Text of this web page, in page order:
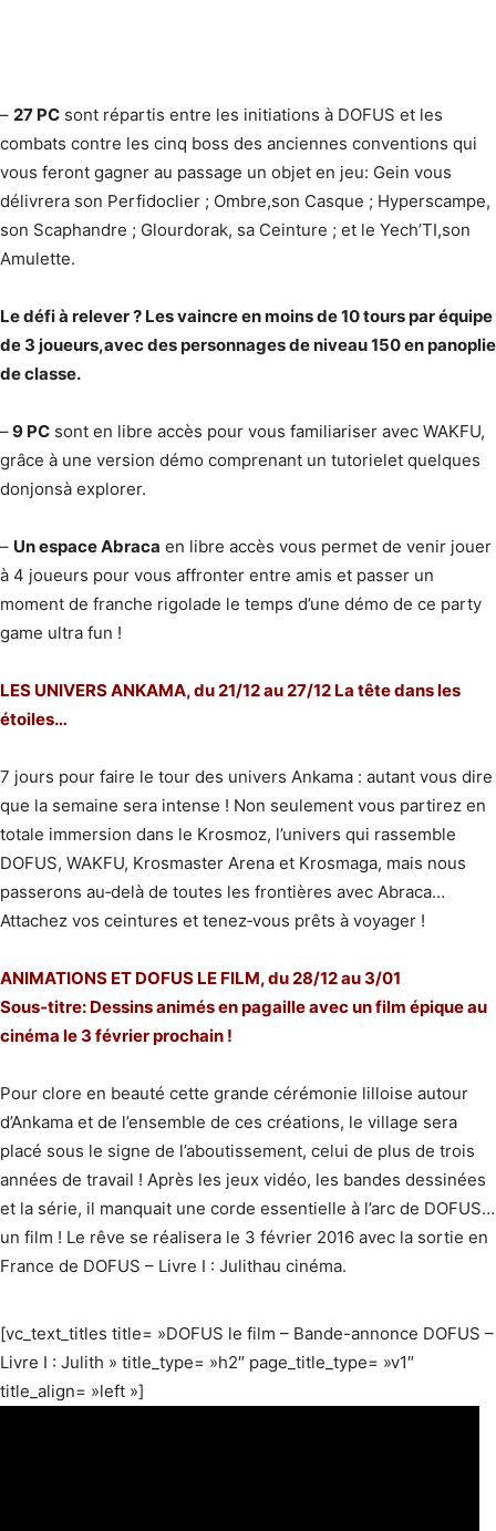
– 27 PC sont répartis entre les initiations à DOFUS et les
combats contre les cinq boss des anciennes conventions qui
vous feront gagner au passage un objet en jeu​: Gein vous
délivrera son Perfidoclier ; Ombre,​son Casque ; Hyperscampe,​
son Scaphandre ; Glourdorak,​ sa Ceinture ; et le Yech’TI,​son
Amulette.
Le défi à relever ? ​Les vaincre en moins de 10 tours par équipe
de 3 joueurs,​avec des personnages de niveau 150​ en panoplie
de classe.
–9 PC sont en libre accès pour vous familiariser avec WAKFU,​
grâce à une version démo comprenant un tutoriel​et quelques
donjons​à explorer.
– Un espace Abraca en libre accès vous permet de venir jouer
à 4 joueurs pour vous affronter entre amis et passer un
moment de franche rigolade le temps d’une démo de ce party
game ultra fun !
LES UNIVERS ANKAMA, du 21/12 au 27/12 La tête dans les
étoiles…
7 jours pour faire le tour des univers Ankama : autant vous dire
que la semaine sera intense ! Non seulement vous partirez en
totale immersion dans le Krosmoz, l’univers qui rassemble
DOFUS, WAKFU, Krosmaster Arena et Krosmaga, mais nous
passerons au‐delà de toutes les frontières avec Abraca…
Attachez vos ceintures et tenez‐vous prêts à voyager !
ANIMATIONS ET DOFUS LE FILM, du 28/12 au 3/01
Sous‐titre​: Dessins animés en pagaille avec un film épique au
cinéma le 3 février prochain !
Pour clore en beauté cette grande cérémonie lilloise autour
d’Ankama et de l’ensemble de ces créations, le village sera
placé sous le signe de l’aboutissement, celui de plus de trois
années de travail ! Après les jeux vidéo, les bandes dessinées
et la série, il manquait une corde essentielle à l’arc de DOFUS…
un film ! Le rêve se réalisera le 3 février 2016 avec la sortie en
France de DOFUS – Livre I : Julith​au cinéma.
[vc_text_titles title= »DOFUS le film – Bande-annonce DOFUS –
Livre I : Julith » title_type= »h2″ page_title_type= »v1″
title_align= »left »]